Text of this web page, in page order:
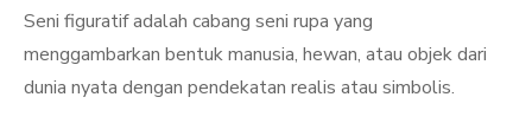
Seni figuratif adalah cabang seni rupa yang
menggambarkan bentuk manusia, hewan, atau objek dari
dunia nyata dengan pendekatan realis atau simbolis.